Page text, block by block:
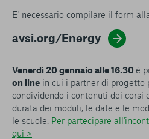
E' necessario compilare il form
avsi.org/Energy
Venerdì 20 gennaio alle 16.30 è
on line in cui i partner di progetto
condividendo i contenuti dei
durata dei moduli, le date e le
le scuole. Per partecipare
qui >